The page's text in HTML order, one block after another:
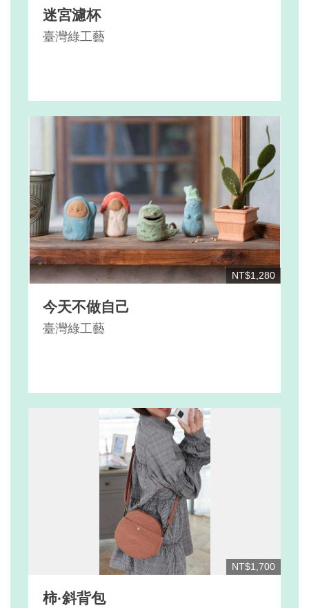
迷宮濾杯
臺灣綠工藝
NT$1,280
今天不做自己
臺灣綠工藝
NT$1,700
柿·斜背包